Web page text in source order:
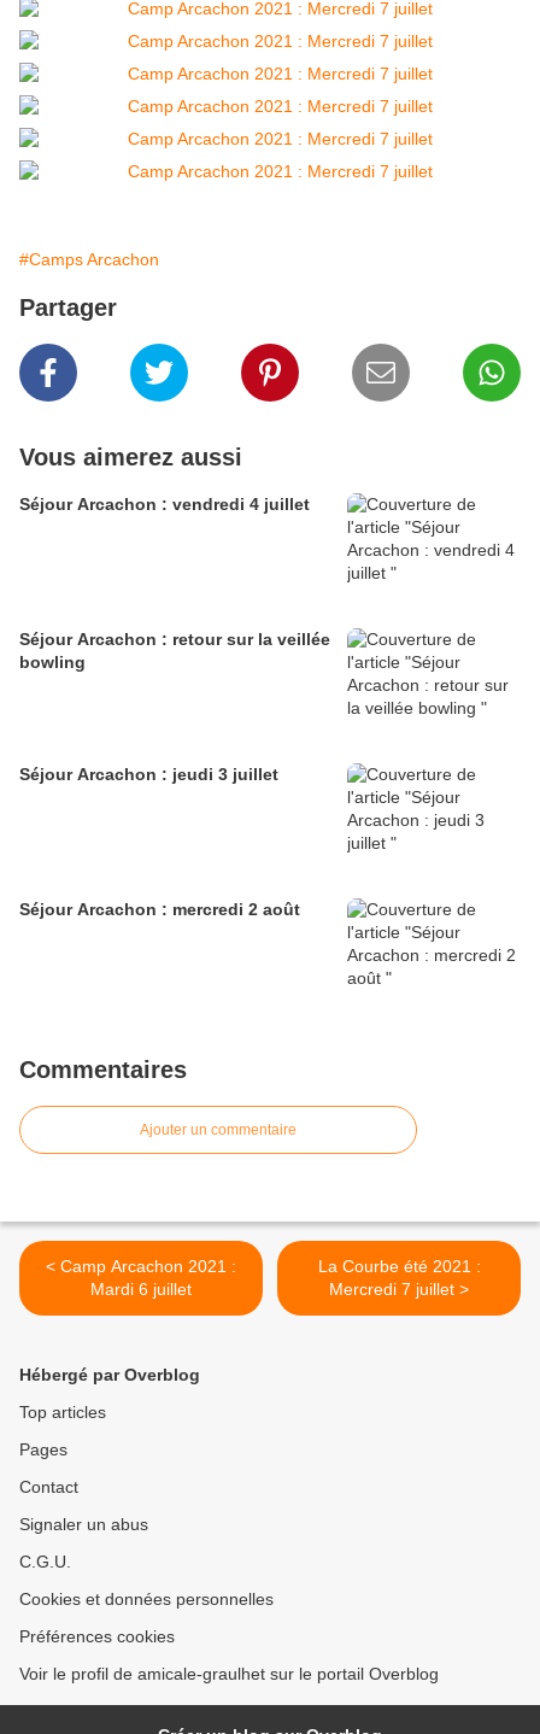
#Camps Arcachon
Partager
Vous aimerez aussi
Séjour Arcachon : vendredi 4 juillet
Séjour Arcachon : retour sur la veillée
bowling
Séjour Arcachon : jeudi 3 juillet
Séjour Arcachon : mercredi 2 août
Commentaires
Ajouter un commentaire
< Camp Arcachon 2021 :
Mardi 6 juillet
La Courbe été 2021 :
Mercredi 7 juillet >
Hébergé par Overblog
Top articles
Pages
Contact
Signaler un abus
C.G.U.
Cookies et données personnelles
Préférences cookies
Voir le profil de amicale-graulhet sur le portail Overblog